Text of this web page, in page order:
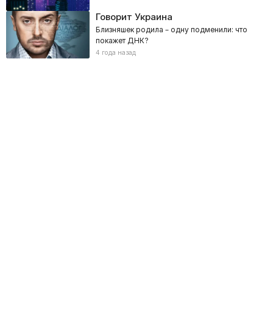
Говорит Украина
Близняшек родила – одну подменили: что
покажет ДНК?
4 года назад